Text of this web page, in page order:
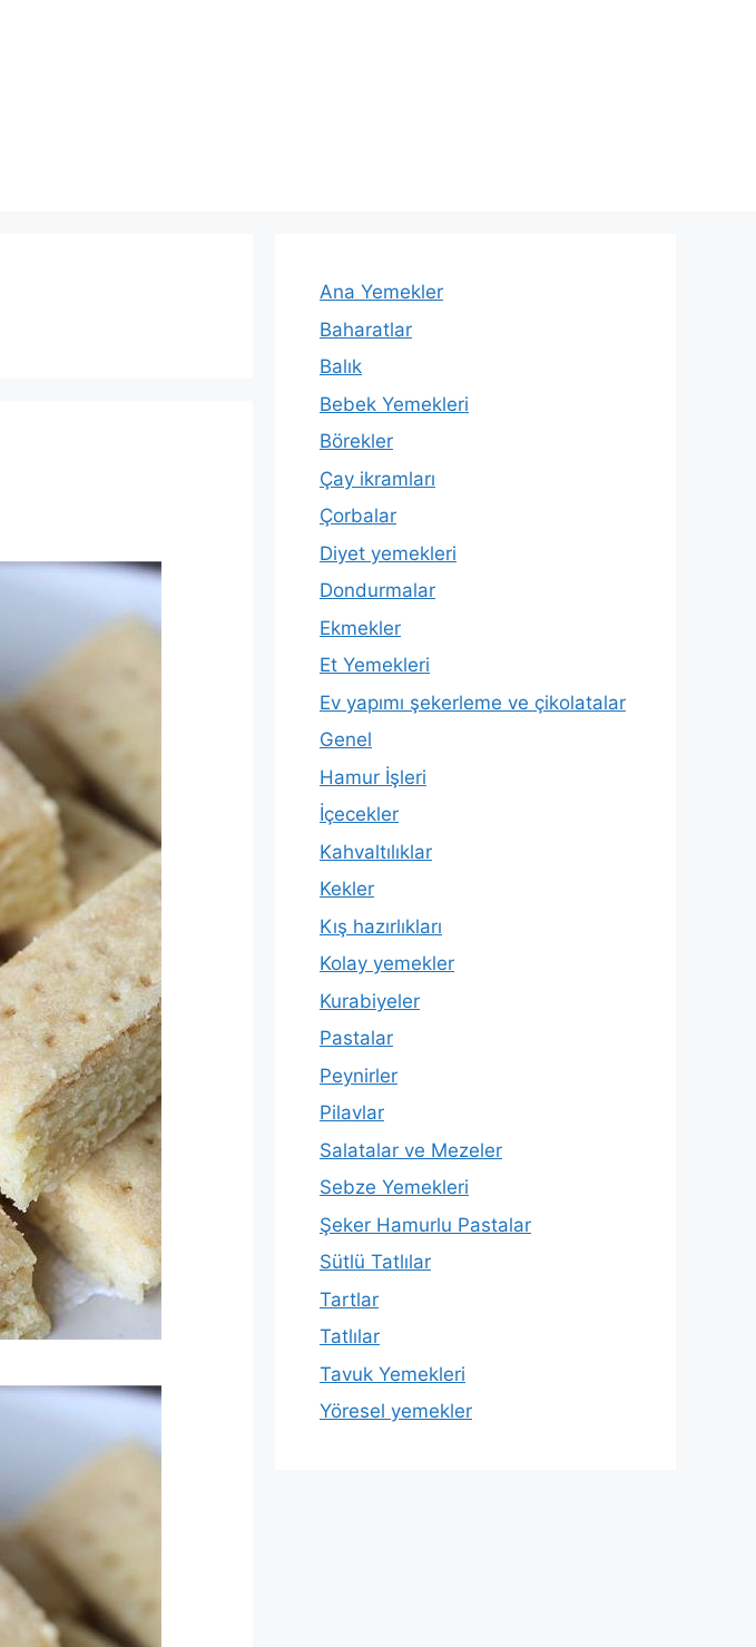
Ana Yemekler
Baharatlar
Balık
Bebek Yemekleri
Börekler
Çay ikramları
Çorbalar
Diyet yemekleri
Dondurmalar
Ekmekler
Et Yemekleri
Ev yapımı şekerleme ve çikolatalar
Genel
Hamur İşleri
İçecekler
Kahvaltılıklar
Kekler
Kış hazırlıkları
Kolay yemekler
Kurabiyeler
Pastalar
Peynirler
Pilavlar
Salatalar ve Mezeler
Sebze Yemekleri
Şeker Hamurlu Pastalar
Sütlü Tatlılar
Tartlar
Tatlılar
Tavuk Yemekleri
Yöresel yemekler